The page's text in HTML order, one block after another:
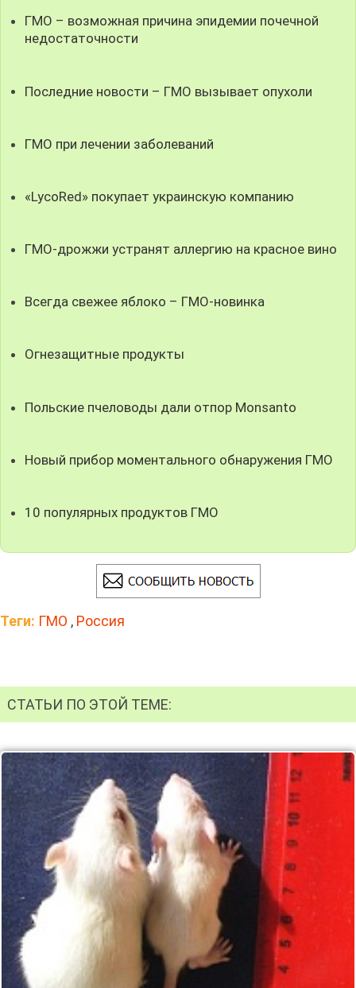
ГМО – возможная причина эпидемии почечной
недостаточности
Последние новости – ГМО вызывает опухоли
ГМО при лечении заболеваний
«LycoRed» покупает украинскую компанию
ГМО-дрожжи устранят аллергию на красное вино
Всегда свежее яблоко – ГМО-новинка
Огнезащитные продукты
Польские пчеловоды дали отпор Monsanto
Новый прибор моментального обнаружения ГМО
10 популярных продуктов ГМО
Теги: ГМО , Россия
СТАТЬИ ПО ЭТОЙ ТЕМЕ: